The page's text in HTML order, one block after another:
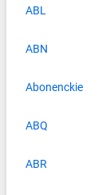
ABL
ABN
Abonenckie
ABQ
ABR